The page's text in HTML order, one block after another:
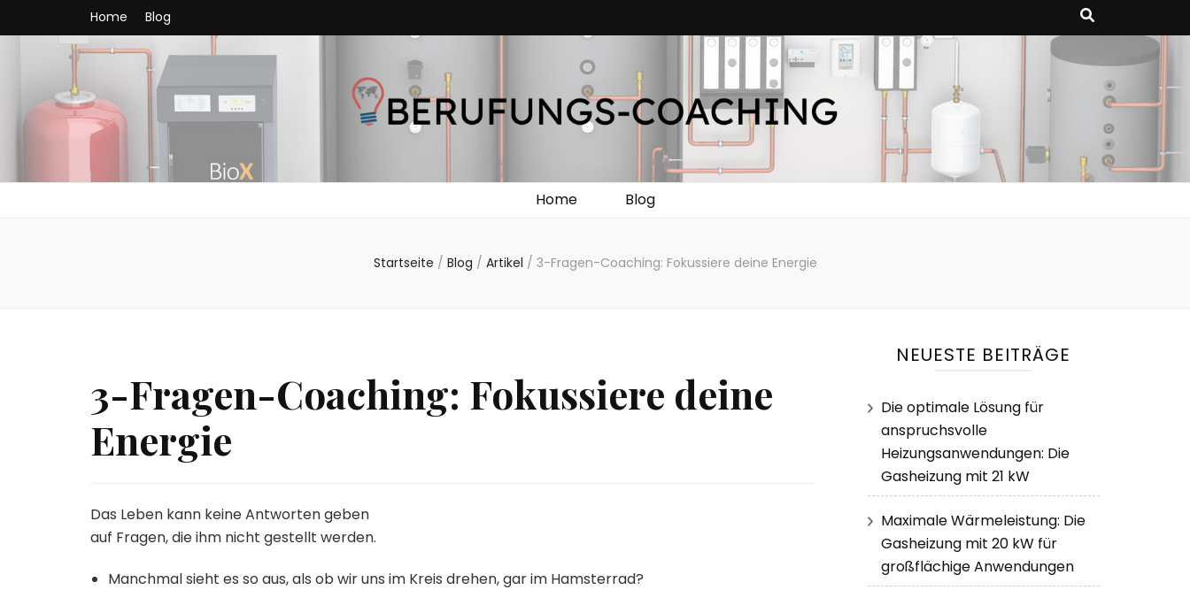
Home Blog
Heizungssteuerung: So steuern Sie Ihre
Heizung intelligent
Heizungstechnik ist ein sich ständig weiterentwickelndes Feld. In diesem Beitrag stellen wir Ihnen die neuesten Trends in der Heizungstechnik vor.
Home Blog
Startseite / Blog / Artikel / 3-Fragen-Coaching: Fokussiere deine Energie
3-Fragen-Coaching: Fokussiere deine
Energie
Das Leben kann keine Antworten geben
auf Fragen, die ihm nicht gestellt werden.
Manchmal sieht es so aus, als ob wir uns im Kreis drehen, gar im Hamsterrad?
NEUESTE BEITRÄGE
Die optimale Lösung für
anspruchsvolle
Heizungsanwendungen: Die
Gasheizung mit 21 kW
Maximale Wärmeleistung: Die
Gasheizung mit 20 kW für
großflächige Anwendungen